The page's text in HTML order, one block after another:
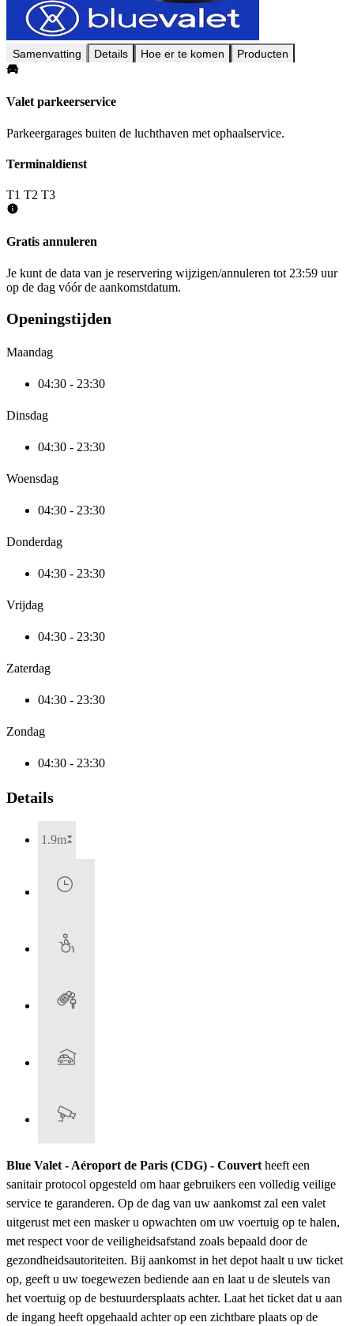
Samenvatting Details Hoe er te komen Producten
Valet parkeerservice
Parkeergarages buiten de luchthaven met ophaalservice.
Terminaldienst
T1 T2 T3
Gratis annuleren
Je kunt de data van je reservering wijzigen/annuleren tot 23:59 uur
op de dag vóór de aankomstdatum.
Openingstijden
Maandag
04:30 - 23:30
Dinsdag
04:30 - 23:30
Woensdag
04:30 - 23:30
Donderdag
04:30 - 23:30
Vrijdag
04:30 - 23:30
Zaterdag
04:30 - 23:30
Zondag
04:30 - 23:30
Details
1.9m
Blue Valet - Aéroport de Paris (CDG) - Couvert heeft een
sanitair protocol opgesteld om haar gebruikers een volledig veilige
service te garanderen. Op de dag van uw aankomst zal een valet
uitgerust met een masker u opwachten om uw voertuig op te halen,
met respect voor de veiligheidsafstand zoals bepaald door de
gezondheidsautoriteiten. Bij aankomst in het depot haalt u uw ticket
op, geeft u uw toegewezen bediende aan en laat u de sleutels van
het voertuig op de bestuurdersplaats achter. Laat het ticket dat u aan
de ingang heeft opgehaald achter op een zichtbare plaats op de